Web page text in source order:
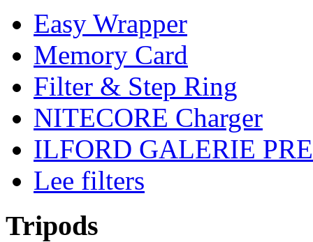
Easy Wrapper
Memory Card
Filter & Step Ring
NITECORE Charger
ILFORD GALERIE
Lee filters
Tripods